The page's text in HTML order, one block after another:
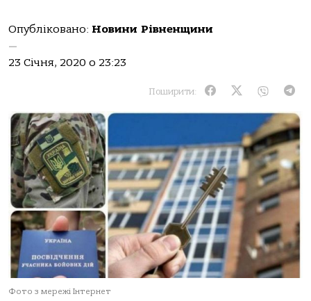
Опубліковано: Новини Рівненщини
—
23 Січня, 2020 о 23:23
Поширити:
Фото з мережі Інтернет